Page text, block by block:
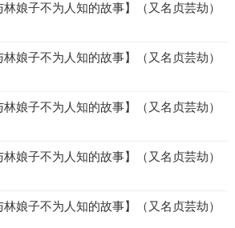
林娘子不为人知的故事】（又名贞芸劫）
林娘子不为人知的故事】（又名贞芸劫）
林娘子不为人知的故事】（又名贞芸劫）
林娘子不为人知的故事】（又名贞芸劫）
林娘子不为人知的故事】（又名贞芸劫）